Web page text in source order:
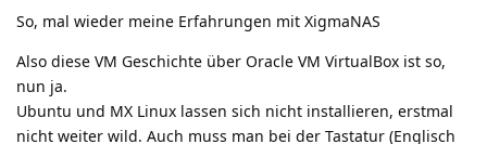
So, mal wieder meine Erfahrungen mit XigmaNAS
Also diese VM Geschichte über Oracle VM VirtualBox ist so,
nun ja.
Ubuntu und MX Linux lassen sich nicht installieren, erstmal
nicht weiter wild. Auch muss man bei der Tastatur (Englisch